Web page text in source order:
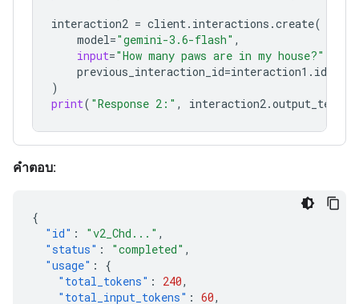
interaction2 = client. interactions .create(
model="gemini-3.6-flash" ,
input="How many paws are in my house?"
previous_interaction_id=interaction1 . id
)
print( "Response 2:" , interaction2.output_text
คำตอบ:
{
"id" : "v2_Chd..." ,
"status" : "completed" ,
"usage" :
{
"total_tokens" : 240,
"total_input_tokens" : 60,